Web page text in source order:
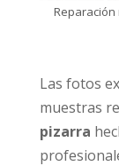
Las fotos
muestras
pizarra